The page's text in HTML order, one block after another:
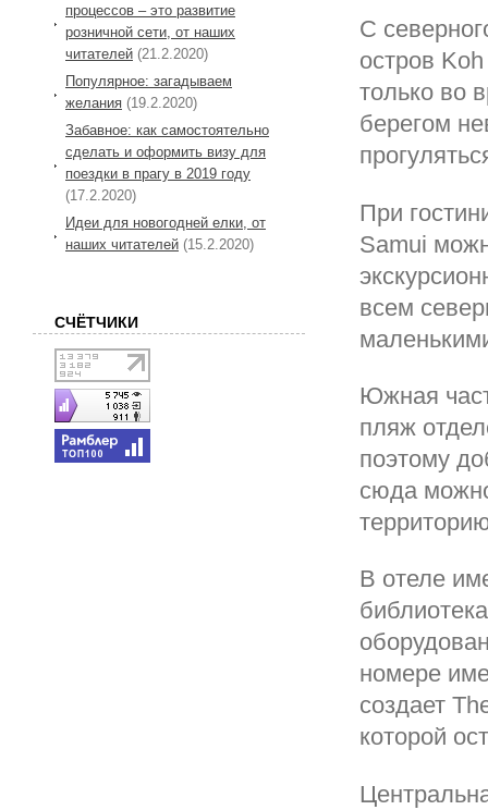
С
остров
только во
берегом
При
Samui
всем
Южная
пляж
поэтому
сюда
В отеле
номере
создает
которой
процессов – это развитие
розничной сети, от наших
читателей (21.2.2020)
Популярное: загадываем
желания (19.2.2020)
Забавное: как самостоятельно
сделать и оформить визу для
поездки в прагу в 2019 году
(17.2.2020)
Идеи для новогодней елки, от
наших читателей (15.2.2020)
СЧЁТЧИКИ